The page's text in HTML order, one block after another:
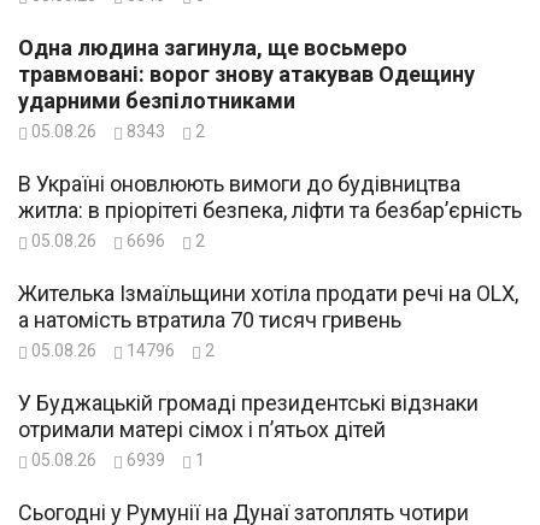
Одна людина загинула, ще восьмеро
травмовані: ворог знову атакував Одещину
ударними безпілотниками
05.08.26 8343 2
В Україні оновлюють вимоги до будівництва
житла: в пріорітеті безпека, ліфти та безбар’єрність
05.08.26 6696 2
Жителька Ізмаїльщини хотіла продати речі на OLX,
а натомість втратила 70 тисяч гривень
05.08.26 14796 2
У Буджацькій громаді президентські відзнаки
отримали матері сімох і п’ятьох дітей
05.08.26 6939 1
Сьогодні у Румунії на Дунаї затоплять чотири